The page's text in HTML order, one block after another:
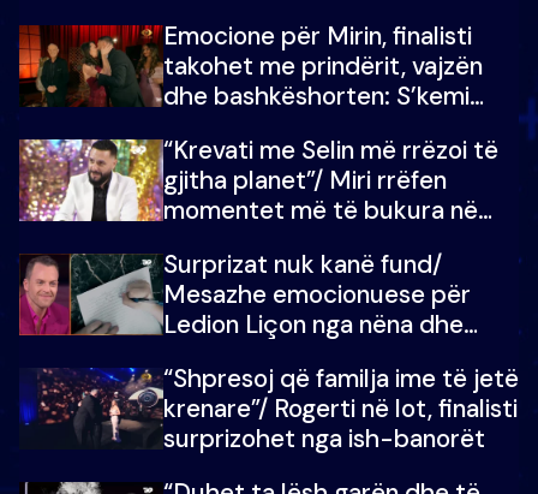
çmimin e madh
Emocione për Mirin, finalisti
takohet me prindërit, vajzën
dhe bashkëshorten: S’kemi
“Krevati me Selin më rrëzoi të
gjitha planet”/ Miri rrëfen
momentet më të bukura në
mungojë zilja e mëngjesit kur…
Surprizat nuk kanë fund/
Mesazhe emocionuese për
Ledion Liçon nga nëna dhe
mban dot lotët: Nuk meritoj…
“Shpresoj që familja ime të jetë
krenare”/ Rogerti në lot, finalisti
surprizohet nga ish-banorët